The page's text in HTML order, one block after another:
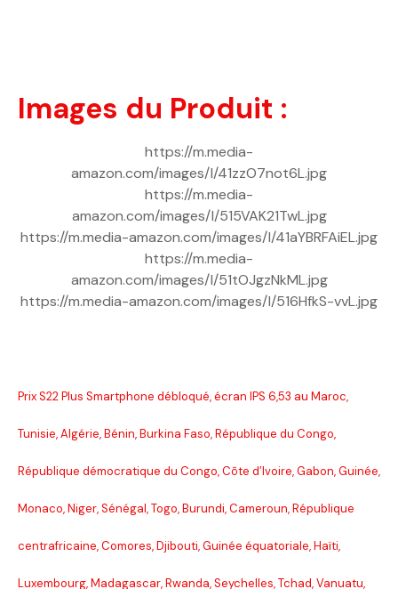
Images du Produit :
https://m.media-
amazon.com/images/I/41zzO7not6L.jpg
https://m.media-
amazon.com/images/I/515VAK21TwL.jpg
https://m.media-amazon.com/images/I/41aYBRFAiEL.jpg
https://m.media-
amazon.com/images/I/51tOJgzNkML.jpg
https://m.media-amazon.com/images/I/516HfkS-vvL.jpg
Prix S22 Plus Smartphone débloqué, écran IPS 6,53 au Maroc,
Tunisie, Algérie, Bénin, Burkina Faso, République du Congo,
République démocratique du Congo, Côte d’Ivoire, Gabon, Guinée,
Monaco, Niger, Sénégal, Togo, Burundi, Cameroun, République
centrafricaine, Comores, Djibouti, Guinée équatoriale, Haïti,
Luxembourg, Madagascar, Rwanda, Seychelles, Tchad, Vanuatu,